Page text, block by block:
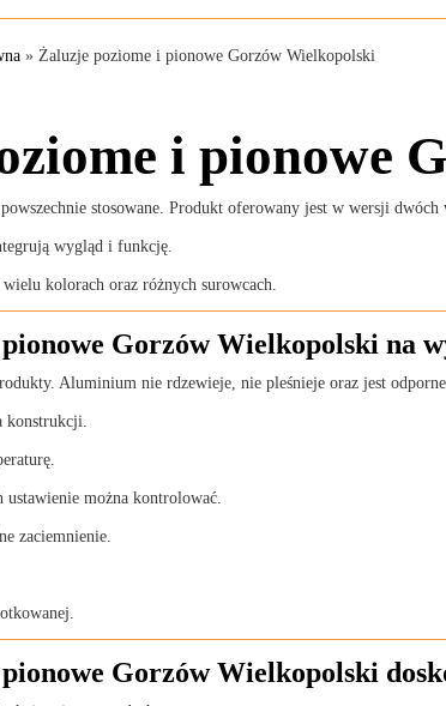
» Żaluzje poziome i pionowe Gorzów Wielkopolski
i pionowe
stosowane. Produkt oferowany jest w wersji
wygląd i funkcję.
wielu kolorach oraz różnych surowcach.
Gorzów Wielkopolski na
Aluminium nie rdzewieje, nie pleśnieje oraz jest
konstrukcji.
można kontrolować.
zaciemnienie.
Gorzów Wielkopolski